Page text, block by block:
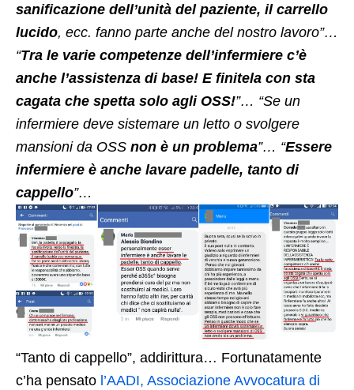
sanificazione dell’unità del paziente, il carrello
lucido, ecc. fanno parte anche del nostro lavoro”…
“Tra le varie competenze dell’infermiere c’è
anche l’assistenza di base! E finitela con sta
cagata che spetta solo agli OSS!”… “Se un
infermiere deve sistemare un letto o svolgere
mansioni da OSS non è un problema”… “Essere
infermiere è anche lavare padelle, tanto di
cappello”…
“Tanto di cappello”, addirittura… Fortunatamente
c’ha pensato l’AADI, Associazione Avvocatura di